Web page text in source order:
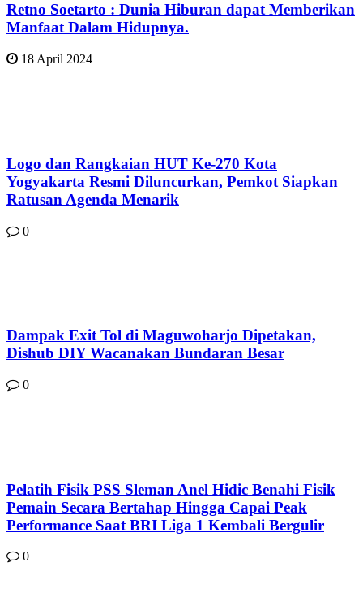
Retno Soetarto : Dunia Hiburan dapat Memberikan
Manfaat Dalam Hidupnya.
18 April 2024
Logo dan Rangkaian HUT Ke-270 Kota
Yogyakarta Resmi Diluncurkan, Pemkot Siapkan
Ratusan Agenda Menarik
0
Dampak Exit Tol di Maguwoharjo Dipetakan,
Dishub DIY Wacanakan Bundaran Besar
0
Pelatih Fisik PSS Sleman Anel Hidic Benahi Fisik
Pemain Secara Bertahap Hingga Capai Peak
Performance Saat BRI Liga 1 Kembali Bergulir
0